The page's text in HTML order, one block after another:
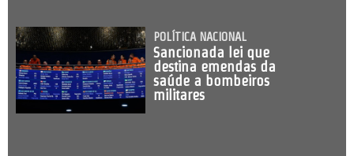
POLÍTICA NACIONAL
Sancionada lei que
destina emendas da
saúde a bombeiros
militares